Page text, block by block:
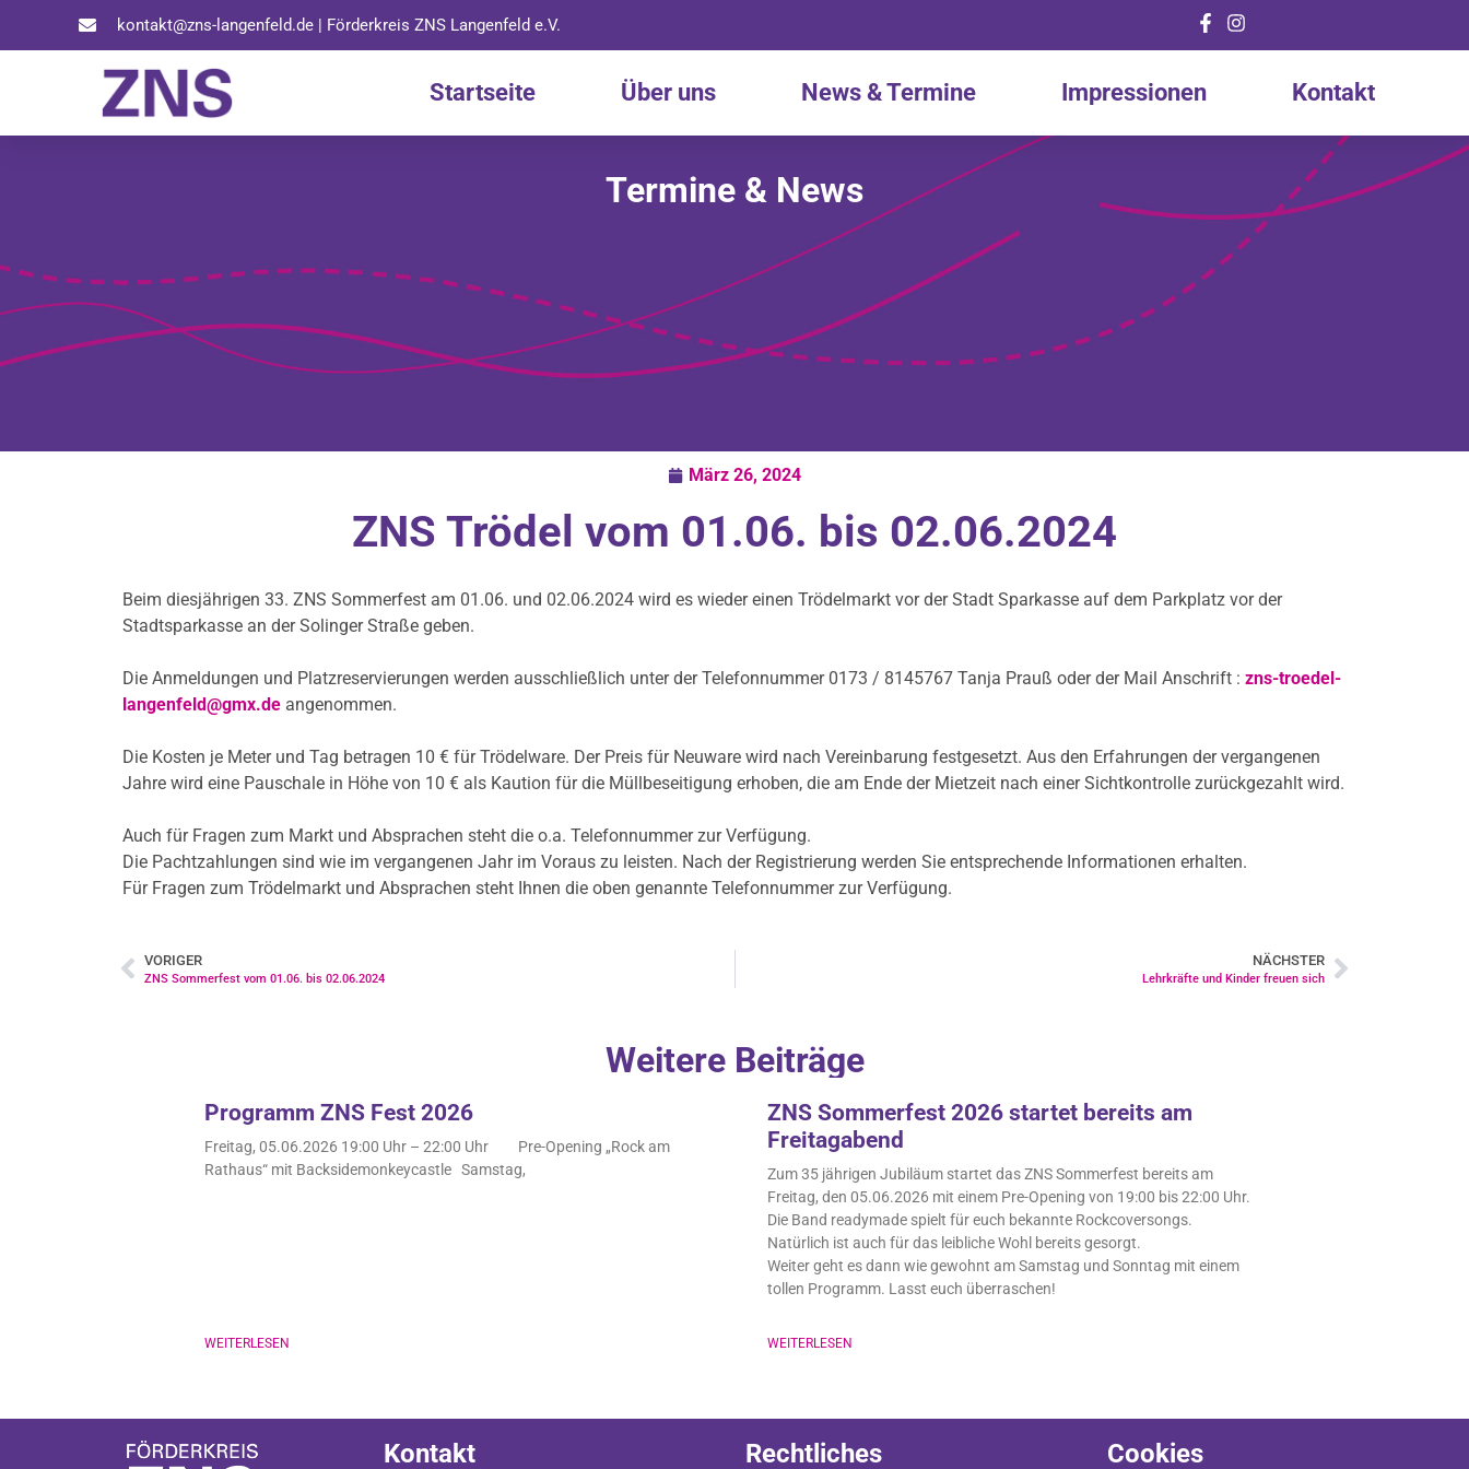
kontakt@zns-langenfeld.de | Förderkreis ZNS Langenfeld e.V.
Startseite Über uns News & Termine Impressionen Kontakt
Termine & News
März 26, 2024
ZNS Trödel vom 01.06. bis 02.06.2024
Beim diesjährigen 33. ZNS Sommerfest am 01.06. und 02.06.2024 wird es wieder einen Trödelmarkt vor der Stadt Sparkasse auf dem Parkplatz vor der
Stadtsparkasse an der Solinger Straße geben.
Die Anmeldungen und Platzreservierungen werden ausschließlich unter der Telefonnummer 0173 / 8145767 Tanja Prauß oder der Mail Anschrift : zns-troedel-
langenfeld@gmx.de angenommen.
Die Kosten je Meter und Tag betragen 10 € für Trödelware. Der Preis für Neuware wird nach Vereinbarung festgesetzt. Aus den Erfahrungen der vergangenen
Jahre wird eine Pauschale in Höhe von 10 € als Kaution für die Müllbeseitigung erhoben, die am Ende der Mietzeit nach einer Sichtkontrolle zurückgezahlt wird.
Auch für Fragen zum Markt und Absprachen steht die o.a. Telefonnummer zur Verfügung.
Die Pachtzahlungen sind wie im vergangenen Jahr im Voraus zu leisten. Nach der Registrierung werden Sie entsprechende Informationen erhalten.
Für Fragen zum Trödelmarkt und Absprachen steht Ihnen die oben genannte Telefonnummer zur Verfügung.
VORIGER
ZNS Sommerfest vom 01.06. bis 02.06.2024
NÄCHSTER
Lehrkräfte und Kinder freuen sich
Weitere Beiträge
Programm ZNS Fest 2026
Freitag, 05.06.2026 19:00 Uhr – 22:00 Uhr Pre-Opening „Rock am
Rathaus“ mit Backsidemonkeycastle Samstag,
WEITERLESEN
ZNS Sommerfest 2026 startet bereits am
Freitagabend
Zum 35 jährigen Jubiläum startet das ZNS Sommerfest bereits am
Freitag, den 05.06.2026 mit einem Pre-Opening von 19:00 bis 22:00 Uhr.
Die Band readymade spielt für euch bekannte Rockcoversongs.
Natürlich ist auch für das leibliche Wohl bereits gesorgt.
Weiter geht es dann wie gewohnt am Samstag und Sonntag mit einem
tollen Programm. Lasst euch überraschen!
WEITERLESEN
Kontakt Rechtliches Cookies